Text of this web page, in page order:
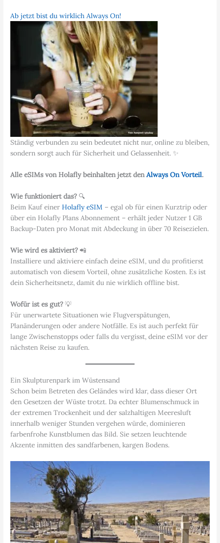
Ab jetzt bist du wirklich Always On!
Ständig verbunden zu sein bedeutet nicht nur, online zu bleiben,
sondern sorgt auch für Sicherheit und Gelassenheit. ✨
Alle eSIMs von Holafly beinhalten jetzt denAlways On Vorteil.
Wie funktioniert das? 🔍
Beim Kauf einerHolafly eSIM – egal ob für einen Kurztrip oder
über ein Holafly Plans Abonnement – erhält jeder Nutzer 1 GB
Backup-Daten pro Monat mit Abdeckung in über 70 Reisezielen.
Wie wird es aktiviert?📲
Installiere und aktiviere einfach deine eSIM, und du profitierst
automatisch von diesem Vorteil, ohne zusätzliche Kosten. Es ist
dein Sicherheitsnetz, damit du nie wirklich offline bist.
Wofür ist es gut?💡
Für unerwartete Situationen wie Flugverspätungen,
Planänderungen oder andere Notfälle. Es ist auch perfekt für
lange Zwischenstopps oder falls du vergisst, deine eSIM vor der
nächsten Reise zu kaufen.
Ein Skulpturenpark im Wüstensand
Schon beim Betreten des Geländes wird klar, dass dieser Ort
den Gesetzen der Wüste trotzt. Da echter Blumenschmuck in
der extremen Trockenheit und der salzhaltigen Meeresluft
innerhalb weniger Stunden vergehen würde, dominieren
farbenfrohe Kunstblumen das Bild. Sie setzen leuchtende
Akzente inmitten des sandfarbenen, kargen Bodens.